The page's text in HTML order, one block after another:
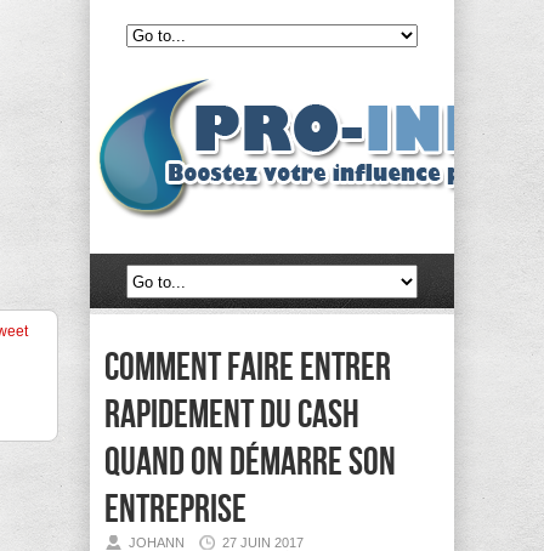
Comment faire entrer
rapidement du cash
quand on démarre son
entreprise
JOHANN
27 JUIN 2017